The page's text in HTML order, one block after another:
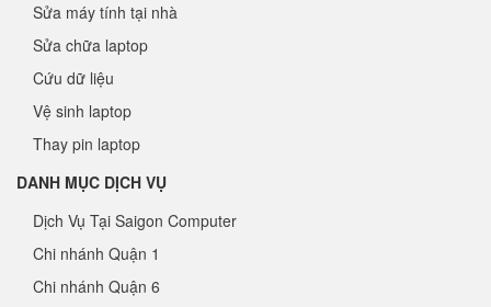
Sửa máy tính tại nhà
Sửa chữa laptop
Cứu dữ liệu
Vệ sinh laptop
Thay pin laptop
DANH MỤC DỊCH VỤ
Dịch Vụ Tại Saigon Computer
Chi nhánh Quận 1
Chi nhánh Quận 6